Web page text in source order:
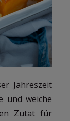
Jahreszeit
und weiche
Zutat für